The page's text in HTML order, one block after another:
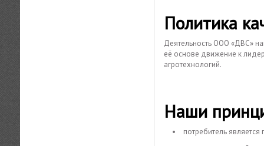
Политика
Деятельность ООО «ДВС»
её основе движение к
агротехнологий.
Наши
потребитель